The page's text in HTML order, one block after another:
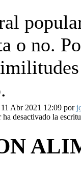
o no.
Abr 2021 12:09 por
desactivado la